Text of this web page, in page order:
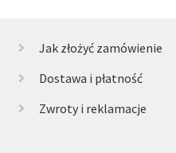
Jak złożyć zamówienie
Dostawa i płatność
Zwroty i reklamacje